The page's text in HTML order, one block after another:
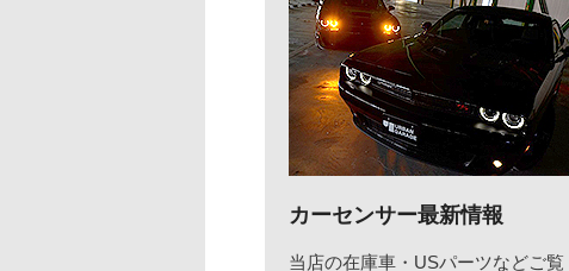
カーセンサー最新情報
当店の在庫車・USパーツなどご覧